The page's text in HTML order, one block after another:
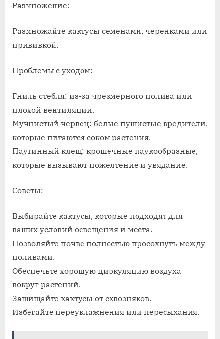
Размножение:
Размножайте кактусы семенами, черенками или
прививкой.
Проблемы с уходом:
Гниль стебля: из-за чрезмерного полива или
плохой вентиляции.
Мучнистый червец: белые пушистые вредители,
которые питаются соком растения.
Паутинный клещ: крошечные паукообразные,
которые вызывают пожелтение и увядание.
Советы:
Выбирайте кактусы, которые подходят для
ваших условий освещения и места.
Позволяйте почве полностью просохнуть между
поливами.
Обеспечьте хорошую циркуляцию воздуха
вокруг растений.
Защищайте кактусы от сквозняков.
Избегайте переувлажнения или пересыхания.